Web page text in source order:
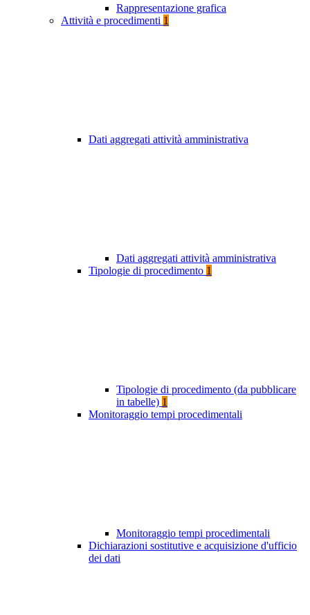
Rappresentazione grafica
Attività e procedimenti 1
Dati aggregati attività amministrativa
Dati aggregati attività amministrativa
Tipologie di procedimento 1
Tipologie di procedimento (da pubblicare
in tabelle) 1
Monitoraggio tempi procedimentali
Monitoraggio tempi procedimentali
Dichiarazioni sostitutive e acquisizione d'ufficio
dei dati